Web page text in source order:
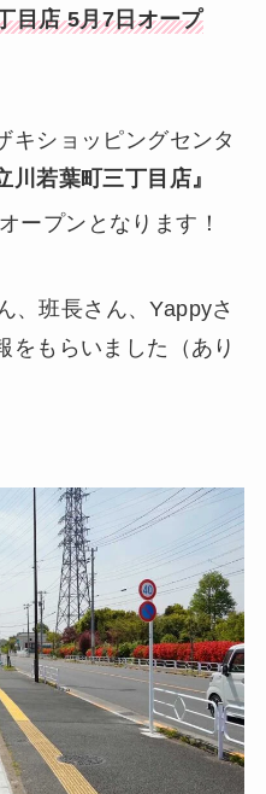
目店 5月7日オープ
キショッピングセンタ
川若葉町三丁目店』
ープンとなります！
、班長さん、Yappyさ
をもらいました（あり